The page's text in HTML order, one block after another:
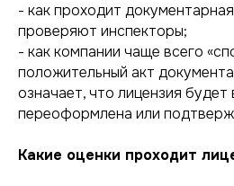
- как проходит
проверяют инспекторы;
- как компании чаще всего
положительный акт
означает, что лицензия будет
переоформлена или
Какие оценки проходит